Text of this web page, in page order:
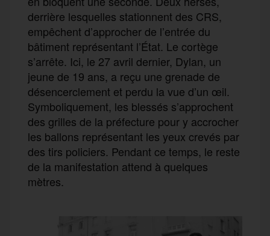
derrière lesquelles stationnent des CRS,
empêchent d’approcher de l’entrée du
bâtiment représentant l’État. Le cortège
s’arrête. Ici, le 27 avril dernier, Dylan, un
jeune de 19 ans, a reçu une grenade de
désencerclement et perdu la vue d’un œil.
Symboliquement, les blessés s’approchent
des grilles de la préfecture pour y accrocher
les ballons représentant les yeux crevés par
des tirs policiers. Pendant ce temps, le reste
de la manifestation attend à quelques
mètres.